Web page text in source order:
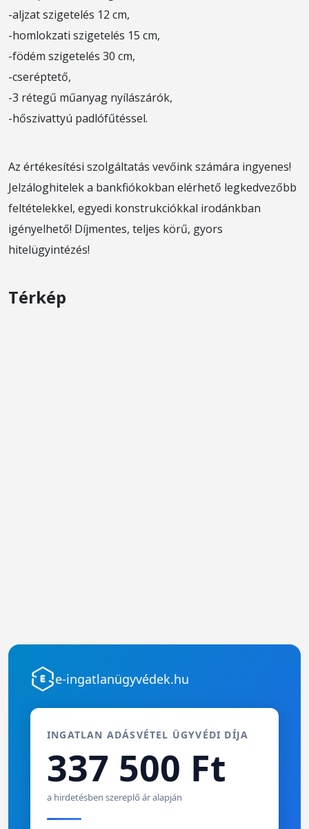
-aljzat szigetelés 12 cm,
-homlokzati szigetelés 15 cm,
-födém szigetelés 30 cm,
-cseréptető,
-3 rétegű műanyag nyílászárók,
-hőszivattyú padlófűtéssel.
Az értékesítési szolgáltatás vevőink számára ingyenes!
Jelzáloghitelek a bankfiókokban elérhető legkedvezőbb
feltételekkel, egyedi konstrukciókkal irodánkban
igényelhető! Díjmentes, teljes körű, gyors
hitelügyintézés!
Térkép
e-ingatlanügyvédek.hu
INGATLAN ADÁSVÉTEL ÜGYVÉDI DÍJA
337 500 Ft
a hirdetésben szereplő ár alapján